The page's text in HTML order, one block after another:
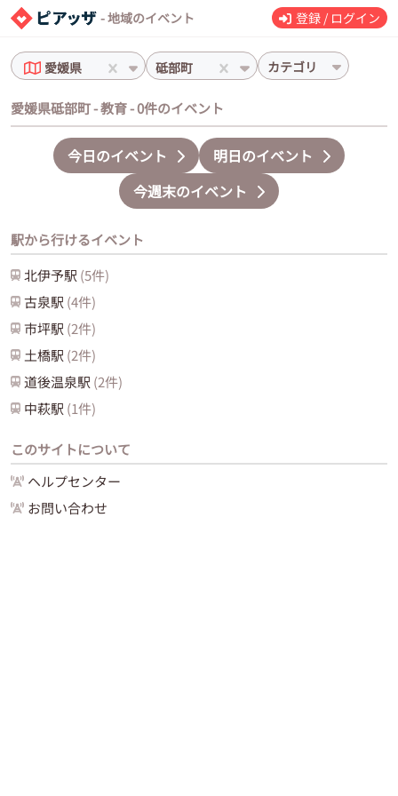
- 地域のイベント 登録 / ログイン
愛媛県 砥部町 カテゴリ
愛媛県砥部町 - 教育 - 0件のイベント
今日のイベント
明日のイベント
今週末のイベント
駅から行けるイベント
北伊予駅 (5件)
古泉駅 (4件)
市坪駅 (2件)
土橋駅 (2件)
道後温泉駅 (2件)
中萩駅 (1件)
このサイトについて
ヘルプセンター
お問い合わせ